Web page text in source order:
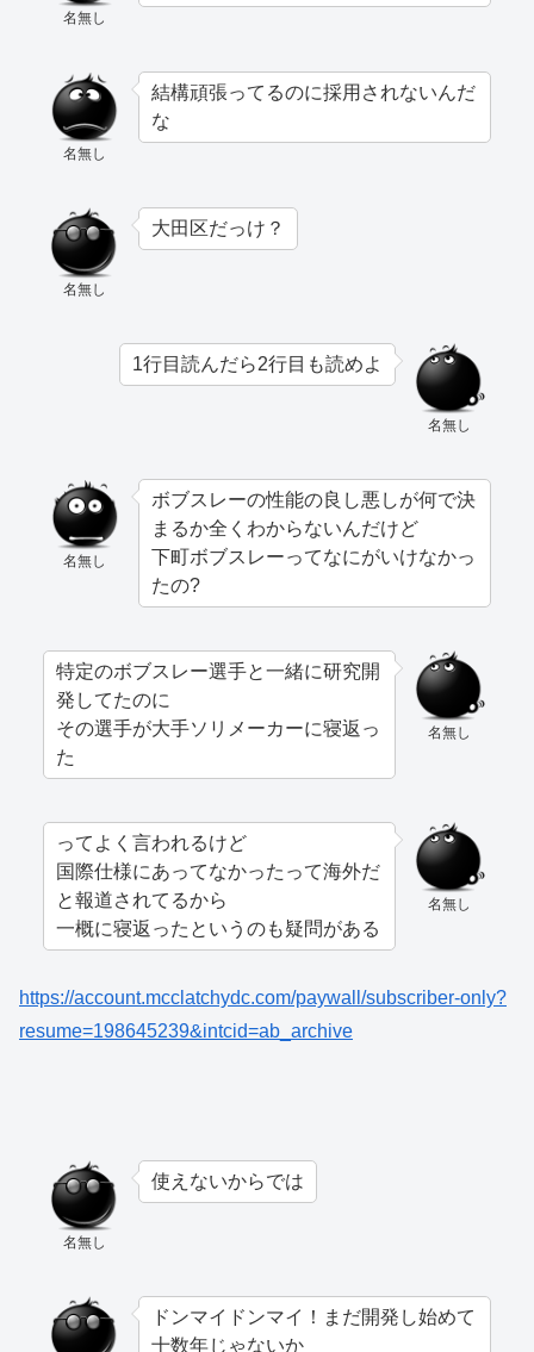
名無し
名無し
結構頑張ってるのに採用されないんだ
な
名無し
大田区だっけ？
名無し
1行目読んだら2行目も読めよ
名無し
ボブスレーの性能の良し悪しが何で決
まるか全くわからないんだけど
下町ボブスレーってなにがいけなかっ
たの?
名無し
特定のボブスレー選手と一緒に研究開
発してたのに
その選手が大手ソリメーカーに寝返っ
た
名無し
ってよく言われるけど
国際仕様にあってなかったって海外だ
と報道されてるから
一概に寝返ったというのも疑問がある
https://account.mcclatchydc.com/paywall/subscriber-only?
resume=198645239&intcid=ab_archive
名無し
使えないからでは
ドンマイドンマイ！まだ開発し始めて
十数年じゃないか